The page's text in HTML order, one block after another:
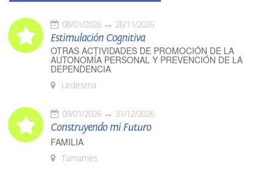
08/01/2026 26/11/2026
Estimulación Cognitiva
OTRAS ACTIVIDADES DE PROMOCIÓN DE LA
AUTONOMÍA PERSONAL Y PREVENCIÓN DE LA
DEPENDENCIA
Ledesma
09/01/2026 31/12/2026
Construyendo mi Futuro
FAMILIA
Tamames